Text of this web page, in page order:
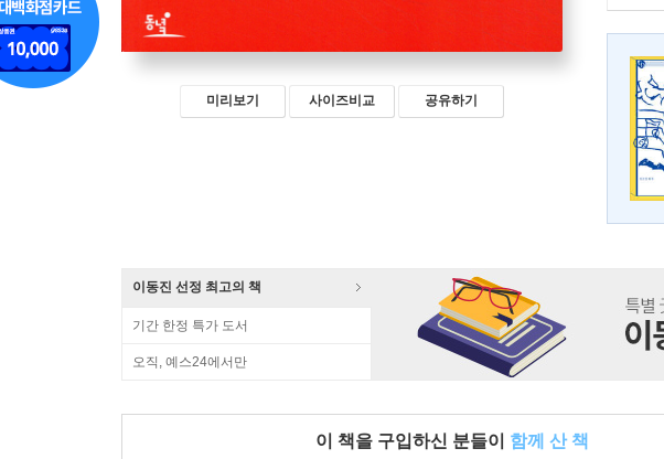
미리보기 사이즈비교 공유하기
이동진 선정 최고의 책
기간 한정 특가 도서
오직, 예스24에서만
이 책을 구입하신 분들이 함께 산 책